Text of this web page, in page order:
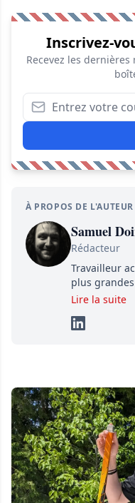
Inscrivez-
Recevez les
À PROPOS DE L'AUTEUR
Samuel
Rédacteur
Travailleur
plus
le showbizz
Lire la suite